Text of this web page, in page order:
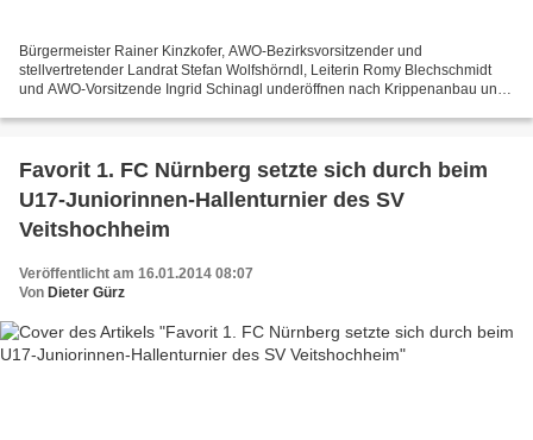
Bürgermeister Rainer Kinzkofer, AWO-Bezirksvorsitzender und
stellvertretender Landrat Stefan Wolfshörndl, Leiterin Romy Blechschmidt
und AWO-Vorsitzende Ingrid Schinagl underöffnen nach Krippenanbau und
Favorit 1. FC Nürnberg setzte sich durch beim
U17-Juniorinnen-Hallenturnier des SV
Veitshochheim
Veröffentlicht am 16.01.2014 08:07
Von Dieter Gürz